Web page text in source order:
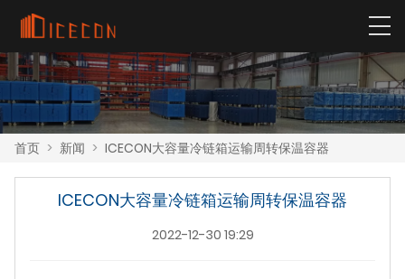
首页 > 新闻 > ICECON大容量冷链箱运输周转保温容器
ICECON大容量冷链箱运输周转保温容器
2022-12-30 19:29